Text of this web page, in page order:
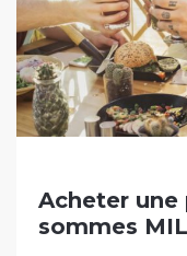
Acheter
sommes